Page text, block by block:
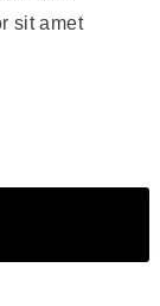
sit amet